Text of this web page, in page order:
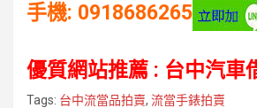
手機: 0918686265
優質網站推薦 : 台中汽車
Tags: 台中流當品拍賣, 流當手錶拍賣